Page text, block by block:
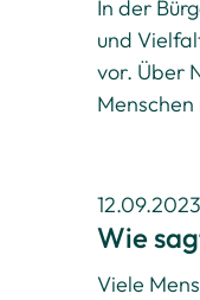
In der
und
vor. Über
12.09.2023
Wie
Viele